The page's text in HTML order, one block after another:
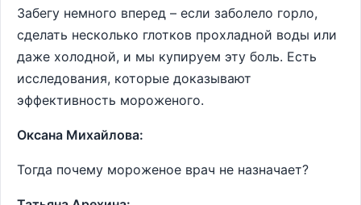
Забегу немного вперед – если заболело горло,
сделать несколько глотков прохладной воды или
даже холодной, и мы купируем эту боль. Есть
исследования, которые доказывают
эффективность мороженого.
Оксана Михайлова:
Тогда почему мороженое врач не назначает?